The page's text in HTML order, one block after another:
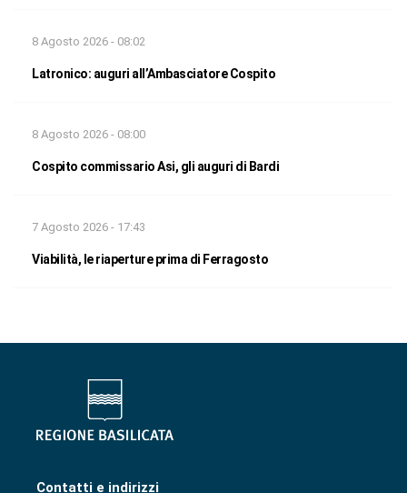
8 Agosto 2026 - 08:02
Latronico: auguri all’Ambasciatore Cospito
8 Agosto 2026 - 08:00
Cospito commissario Asi, gli auguri di Bardi
7 Agosto 2026 - 17:43
Viabilità, le riaperture prima di Ferragosto
Contatti e indirizzi